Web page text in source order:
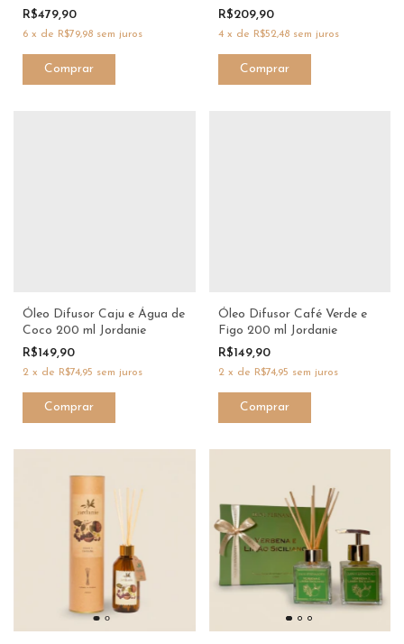
Secreto Dani Fernandes Best
R$479,90
6 x de R$79,98 sem juros
ml | Dani Fernandes
R$209,90
4 x de R$52,48 sem juros
Óleo Difusor Caju e Água de
Coco 200 ml Jordanie
R$149,90
2 x de R$74,95 sem juros
Óleo Difusor Café Verde e
Figo 200 ml Jordanie
R$149,90
2 x de R$74,95 sem juros